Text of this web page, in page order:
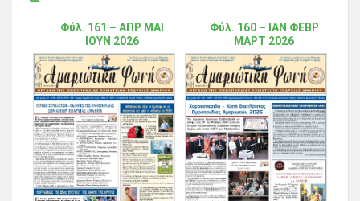
Φύλ. 161 – ΑΠΡ ΜΑΙ
ΙΟΥΝ 2026
Φύλ. 160 – ΙΑΝ ΦΕΒΡ
ΜΑΡΤ 2026